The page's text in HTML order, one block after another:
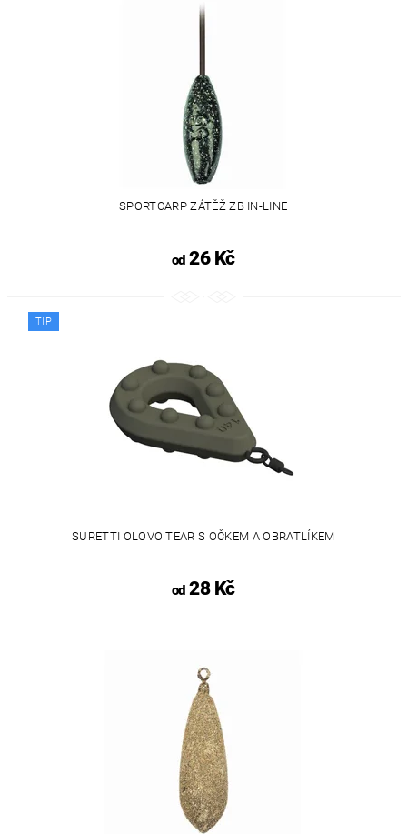
SPORTCARP ZÁTĚŽ ZB IN-LINE
od26 Kč
TIP
SURETTI OLOVO TEAR S OČKEM A OBRATLÍKEM
od28 Kč